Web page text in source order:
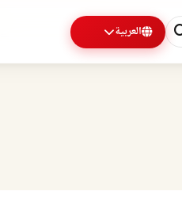
العربية